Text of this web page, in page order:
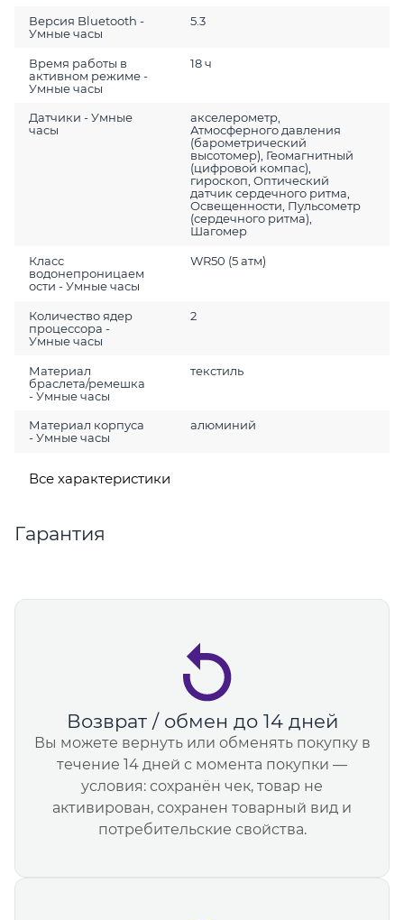
Версия Bluetooth -
Умные часы
5.3
Время работы в
активном режиме -
Умные часы
18 ч
Датчики - Умные
часы
акселерометр,
Атмосферного давления
(барометрический
высотомер), Геомагнитный
(цифровой компас),
гироскоп, Оптический
датчик сердечного ритма,
Освещенности, Пульсометр
(сердечного ритма),
Шагомер
Класс
водонепроницаем
ости - Умные часы
WR50 (5 атм)
Количество ядер
процессора -
Умные часы
2
Материал
браслета/ремешка
- Умные часы
текстиль
Материал корпуса
- Умные часы
алюминий
Все характеристики
Гарантия
Возврат / обмен до 14 дней
Вы можете вернуть или обменять покупку в
течение 14 дней с момента покупки —
условия: сохранён чек, товар не
активирован, сохранен товарный вид и
потребительские свойства.